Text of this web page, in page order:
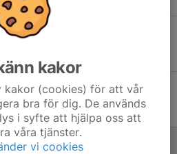
boik f15 vit - Madesjö IF
BoIK Smedby boik f15 vit
Nybro
kakor
kakor (cookies) för att vår
bra för dig. De används
i syfte att hjälpa oss att
våra tjänster.
vi cookies